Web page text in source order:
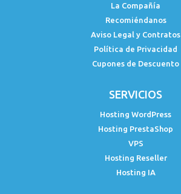
La Compañía
Recomiéndanos
Aviso Legal y Contratos
Política de Privacidad
Cupones de Descuento
SERVICIOS
Hosting WordPress
Hosting PrestaShop
VPS
Hosting Reseller
Hosting IA